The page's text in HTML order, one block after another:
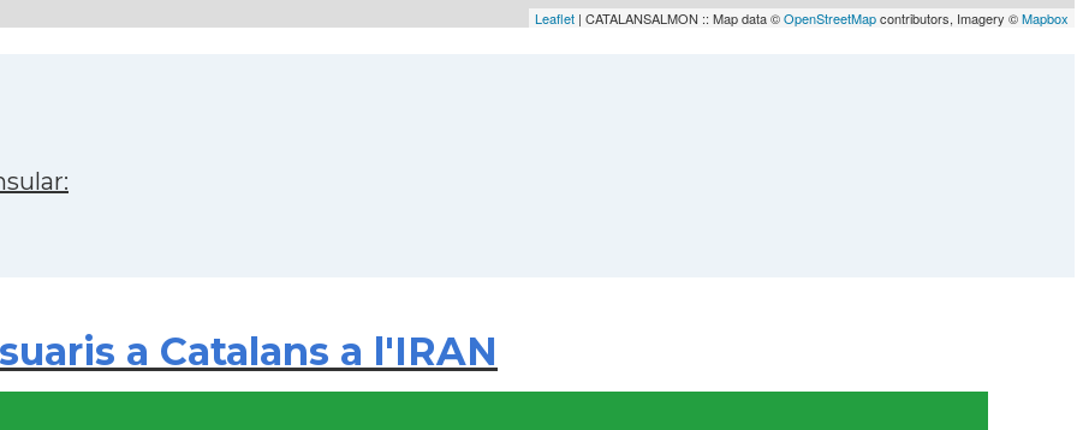
Leaflet | CATALANSALMON :: Map data ©OpenStreetMapcontributors, Imagery ©Mapbox
a Catalans a l'IRAN